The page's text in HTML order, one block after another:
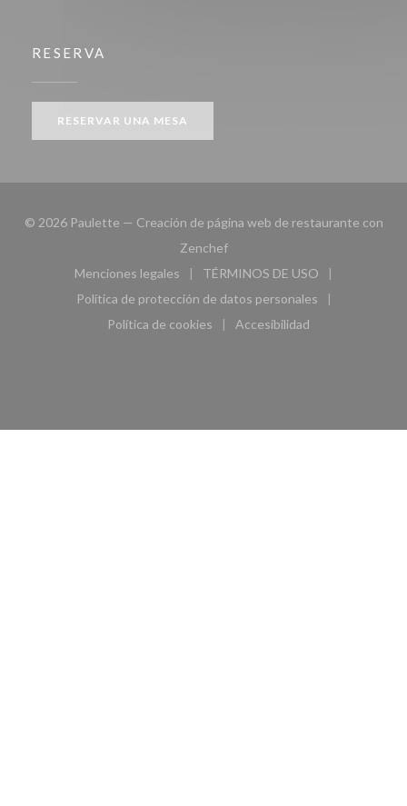
RESERVA
RESERVAR UNA MESA
© 2026 Paulette — Creación de página web de restaurante con
Zenchef((abre en una nueva ventana))
Menciones legales
((abre en una nueva ventana))
TÉRMINOS DE USO
((abre en una nueva
Política de protección de datos personales
((abre en una nueva ventana))
Política de cookies
((abre en una nueva ventana))
Accesibilidad